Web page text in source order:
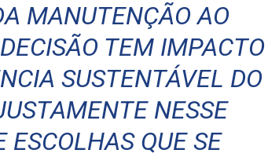
MANUTENÇÃO AO
TEM IMPACTO
SUSTENTÁVEL DO
NESSE
ESCOLHAS QUE SE